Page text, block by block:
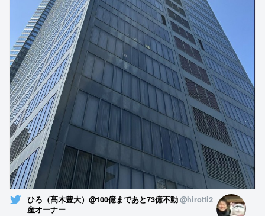
ひろ（髙木豊大）@100億まであと73億不動
産オーナー
@hirotti2